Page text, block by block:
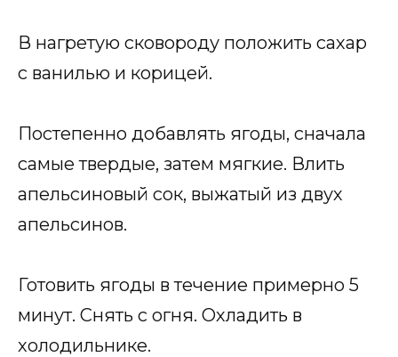
В нагретую сковороду положить сахар
с ванилью и корицей.
Постепенно добавлять ягоды, сначала
самые твердые, затем мягкие. Влить
апельсиновый сок, выжатый из двух
апельсинов.
Готовить ягоды в течение примерно 5
минут. Снять с огня. Охладить в
холодильнике.